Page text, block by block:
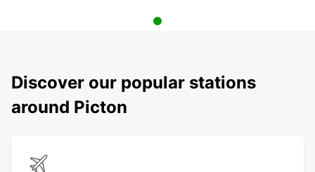
Discover our popular stations
around Picton